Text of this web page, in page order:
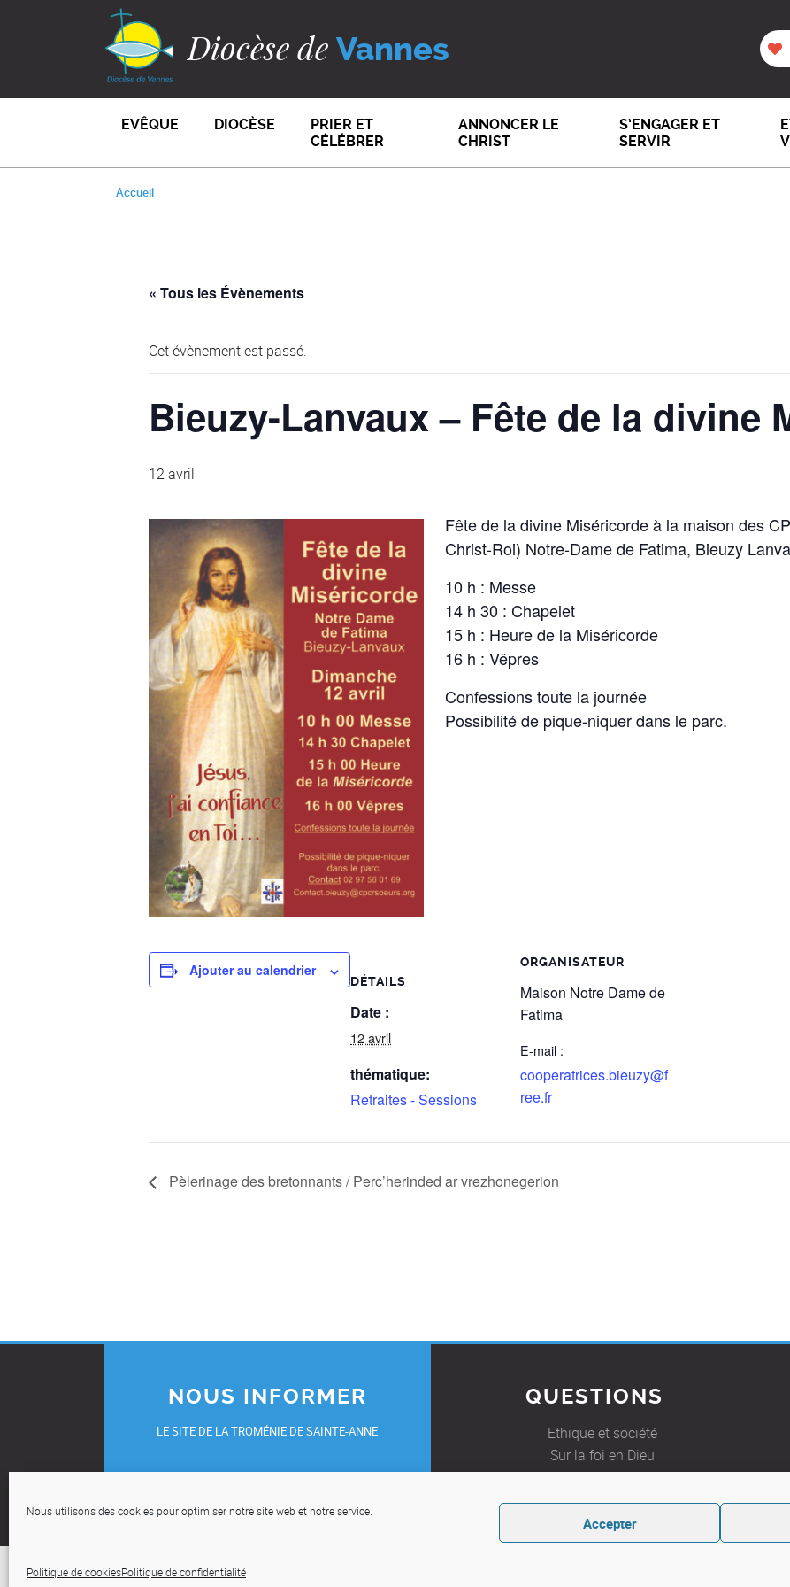
Nous utilisons des cookies pour optimiser notre site web et notre service.
Accepter
Politique de cookiesPolitique de confidentialité
Diocèse de Vannes
EVÊQUE DIOCÈSE
PRIER ET
CÉLÉBRER
ANNONCER LE
CHRIST
S’ENGAGER ET
SERVIR
Accueil
« Tous les Évènements
Cet évènement est passé.
Bieuzy-Lanvaux – Fête de la divine
12 avril
Fête de la divine Miséricorde à la maison des
Christ-Roi) Notre-Dame de Fatima, Bieuzy
10 h : Messe
14 h 30 : Chapelet
15 h : Heure de la Miséricorde
16 h : Vêpres
Confessions toute la journée
Possibilité de pique-niquer dans le parc.
Ajouter au calendrier
DÉTAILS
Date :
12 avril
thématique:
Retraites - Sessions
ORGANISATEUR
Maison Notre Dame de
Fatima
E-mail :
cooperatrices.bieuzy@f
ree.fr
Pèlerinage des bretonnants / Perc’herinded ar vrezhonegerion
NOUS INFORMER
LE SITE DE LA TROMÉNIE DE SAINTE-ANNE
COMMUNIQUEZ-NOUS VOS INFOS
QUESTIONS
Ethique et société
Sur la foi en Dieu
Foire Aux Questions
Accueil